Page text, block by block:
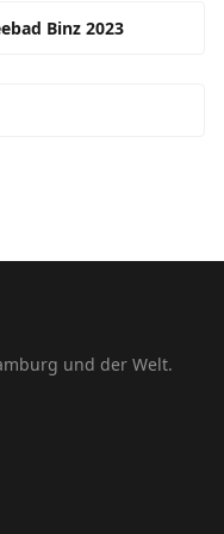
Binz 2023
und der Welt.